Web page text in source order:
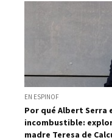
EN ESPINOF
Por qué Albert Serra
incombustible:
madre Teresa de